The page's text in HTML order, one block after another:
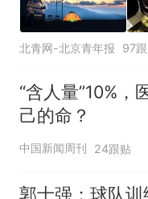
北青网-北京青年报 97
“含人量”10%，
己的命？
中国新闻周刊 24跟贴
郭士强：球队训